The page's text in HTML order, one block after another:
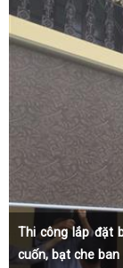
Thi công lắp đặt
cuốn, bạt che